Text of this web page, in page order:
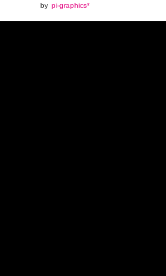
by pi-graphics*